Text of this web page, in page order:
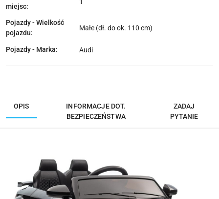
miejsc:
Pojazdy - Wielkość
pojazdu:
Małe (dł. do ok. 110 cm)
Pojazdy - Marka: Audi
OPIS
INFORMACJE DOT.
BEZPIECZEŃSTWA
ZADAJ
PYTANIE